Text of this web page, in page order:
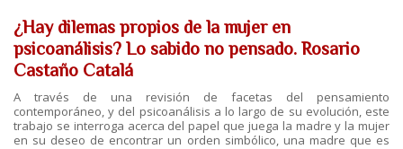
¿Hay dilemas propios de la mujer en
psicoanálisis? Lo sabido no pensado. Rosario
Castaño Catalá
A través de una revisión de facetas del pensamiento
contemporáneo, y del psicoanálisis a lo largo de su evolución, este
trabajo se interroga acerca del papel que juega la madre y la mujer
en su deseo de encontrar un orden simbólico, una madre que es